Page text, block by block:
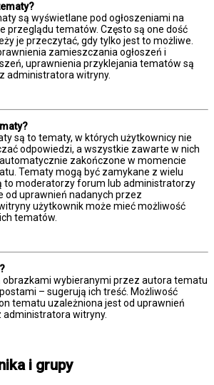
są wyświetlane pod ogłoszeniami na
przeglądu tematów. Często są one dość
je przeczytać, gdy tylko jest to możliwe.
zamieszczania ogłoszeń i
uprawnienia przyklejania tematów są
administratora witryny.
są to tematy, w których użytkownicy nie
odpowiedzi, a wszystkie zawarte w nich
zakończone w momencie
Tematy mogą być zamykane z wielu
to moderatorzy forum lub administratorzy
od uprawnień nadanych przez
użytkownik może mieć możliwość
tematów.
obrazkami wybieranymi przez autora tematu
– sugerują ich treść. Możliwość
tematu uzależniona jest od uprawnień
administratora witryny.
i grupy